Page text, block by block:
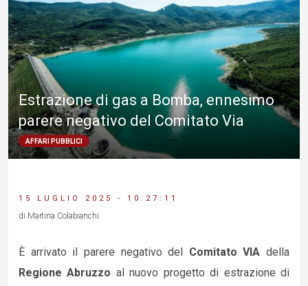
Estrazione di gas a Bomba, ennesimo
parere negativo del Comitato Via
AFFARI PUBBLICI
15 LUGLIO 2025 - 10:27:11
di Martina Colabianchi
È arrivato il parere negativo del Comitato VIA della
Regione Abruzzo al nuovo progetto di estrazione di